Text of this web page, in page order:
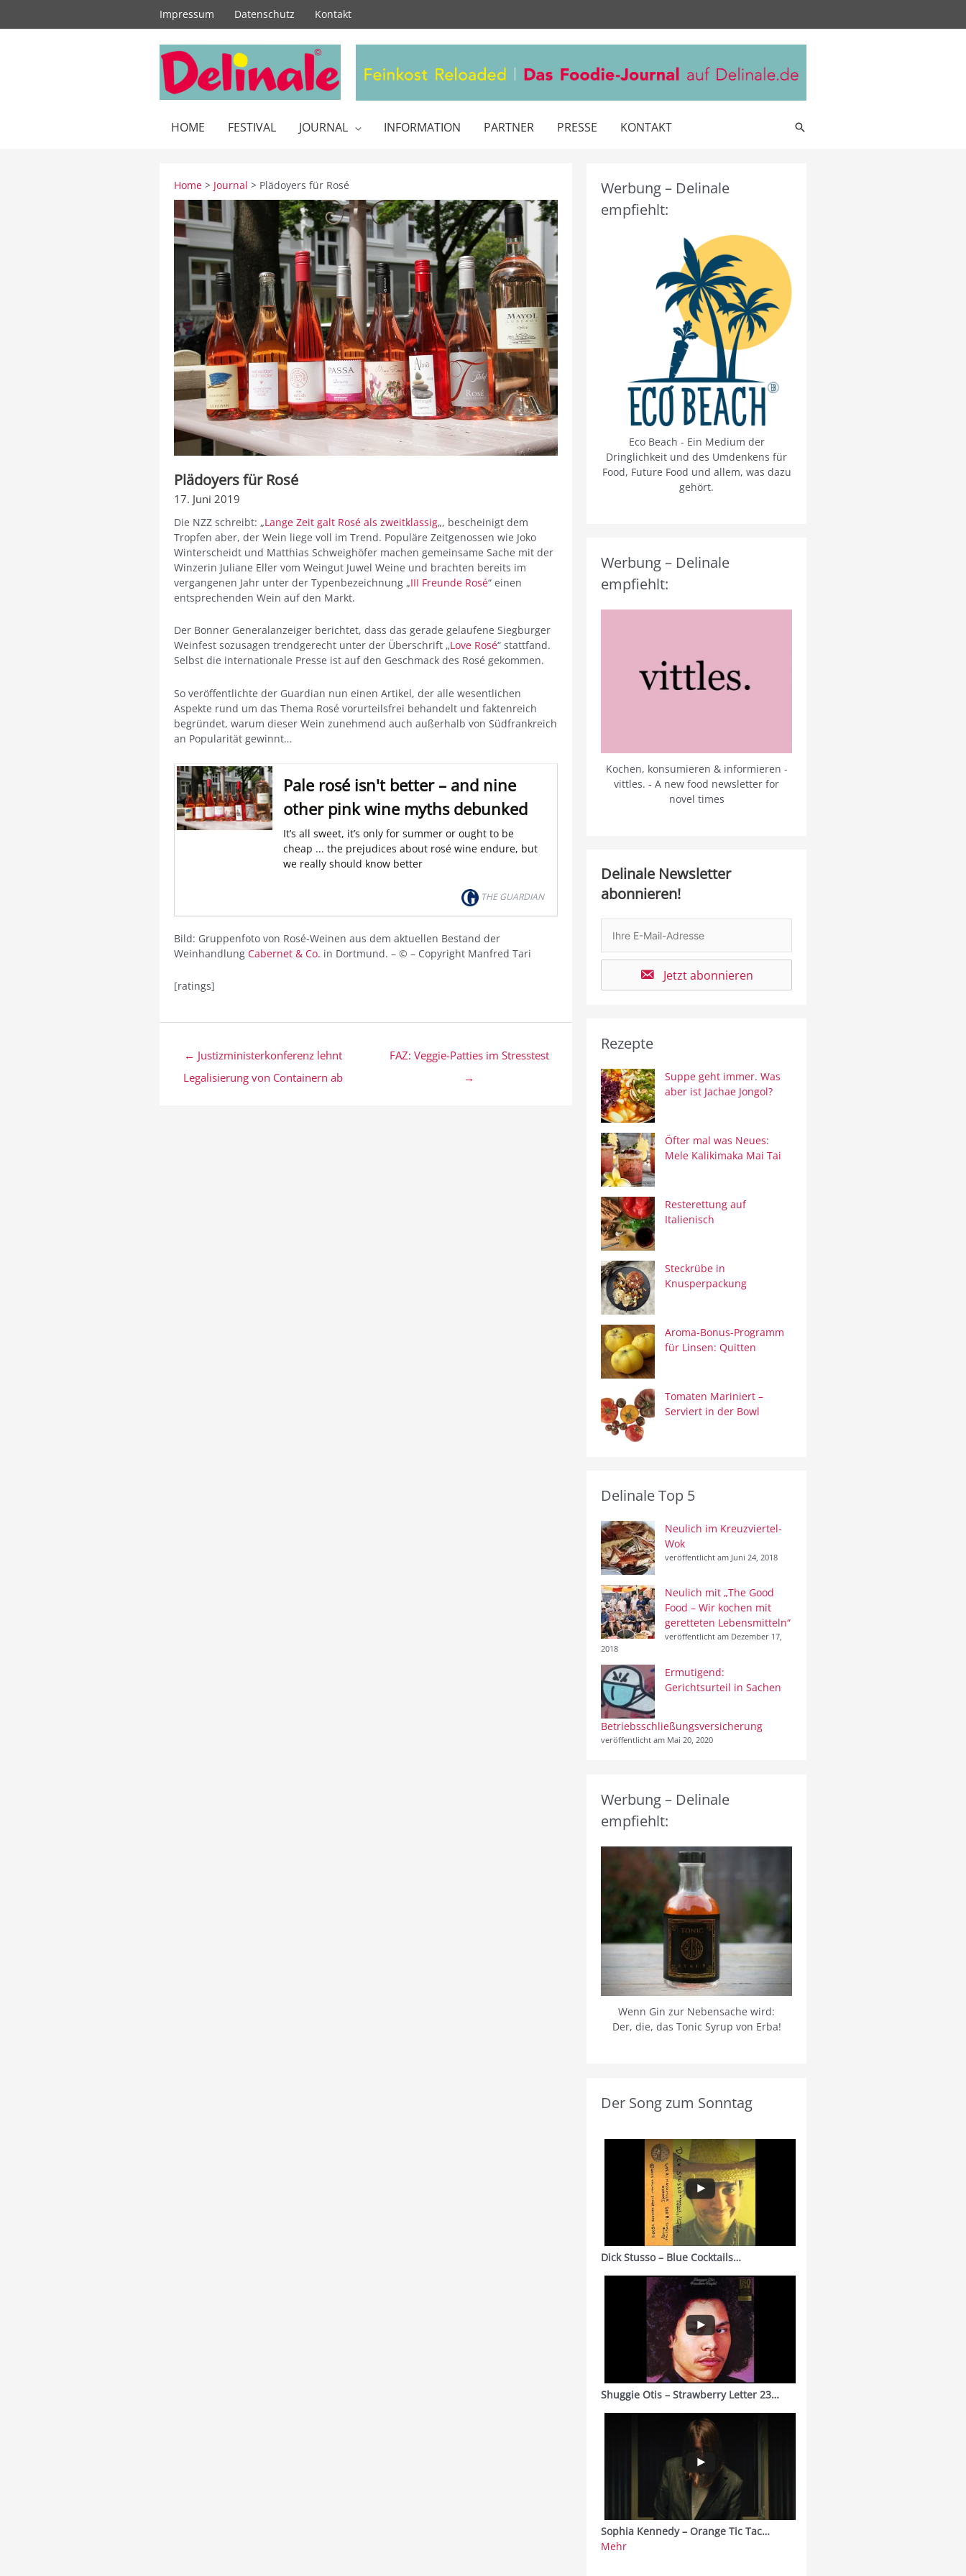
Impressum Datenschutz Kontakt
HOME FESTIVAL JOURNAL INFORMATION PARTNER PRESSE KONTAKT Suche
Home > Journal > Plädoyers für Rosé
Plädoyers für Rosé
17. Juni 2019
Die NZZ schreibt: „Lange Zeit galt Rosé als zweitklassig„, bescheinigt dem
Tropfen aber, der Wein liege voll im Trend. Populäre Zeitgenossen wie Joko
Winterscheidt und Matthias Schweighöfer machen gemeinsame Sache mit der
Winzerin Juliane Eller vom Weingut Juwel Weine und brachten bereits im
vergangenen Jahr unter der Typenbezeichnung „III Freunde Rosé“ einen
entsprechenden Wein auf den Markt.
Der Bonner Generalanzeiger berichtet, dass das gerade gelaufene Siegburger
Weinfest sozusagen trendgerecht unter der Überschrift „Love Rosé“ stattfand.
Selbst die internationale Presse ist auf den Geschmack des Rosé gekommen.
So veröffentlichte der Guardian nun einen Artikel, der alle wesentlichen
Aspekte rund um das Thema Rosé vorurteilsfrei behandelt und faktenreich
begründet, warum dieser Wein zunehmend auch außerhalb von Südfrankreich
an Popularität gewinnt…
Pale rosé isn't better – and nine
other pink wine myths debunked
It’s all sweet, it’s only for summer or ought to be
cheap ... the prejudices about rosé wine endure, but
we really should know better
THE GUARDIAN
Bild: Gruppenfoto von Rosé-Weinen aus dem aktuellen Bestand der
Weinhandlung Cabernet & Co. in Dortmund. – © – Copyright Manfred Tari
[ratings]
Beitragsnavigation
← Justizministerkonferenz lehnt
Legalisierung von Containern ab
FAZ: Veggie-Patties im Stresstest
→
Werbung – Delinale
empfiehlt:
Eco Beach - Ein Medium der
Dringlichkeit und des Umdenkens für
Food, Future Food und allem, was dazu
gehört.
Werbung – Delinale
empfiehlt:
Kochen, konsumieren & informieren -
vittles. - A new food newsletter for
novel times
Delinale Newsletter
abonnieren!
Jetzt abonnieren
Rezepte
Suppe geht immer. Was
aber ist Jachae Jongol?
Öfter mal was Neues:
Mele Kalikimaka Mai Tai
Resterettung auf
Italienisch
Steckrübe in
Knusperpackung
Aroma-Bonus-Programm
für Linsen: Quitten
Tomaten Mariniert –
Serviert in der Bowl
Delinale Top 5
Neulich im Kreuzviertel-
Wok
veröffentlicht am Juni 24, 2018
Neulich mit „The Good
Food – Wir kochen mit
geretteten Lebensmitteln“
veröffentlicht am Dezember 17,
2018
Ermutigend:
Gerichtsurteil in Sachen
Betriebsschließungsversicherung
veröffentlicht am Mai 20, 2020
Werbung – Delinale
empfiehlt:
Wenn Gin zur Nebensache wird:
Der, die, das Tonic Syrup von Erba!
Der Song zum Sonntag
Dick Stusso – Blue Cocktails…
Shuggie Otis – Strawberry Letter 23…
Sophia Kennedy – Orange Tic Tac…
Mehr